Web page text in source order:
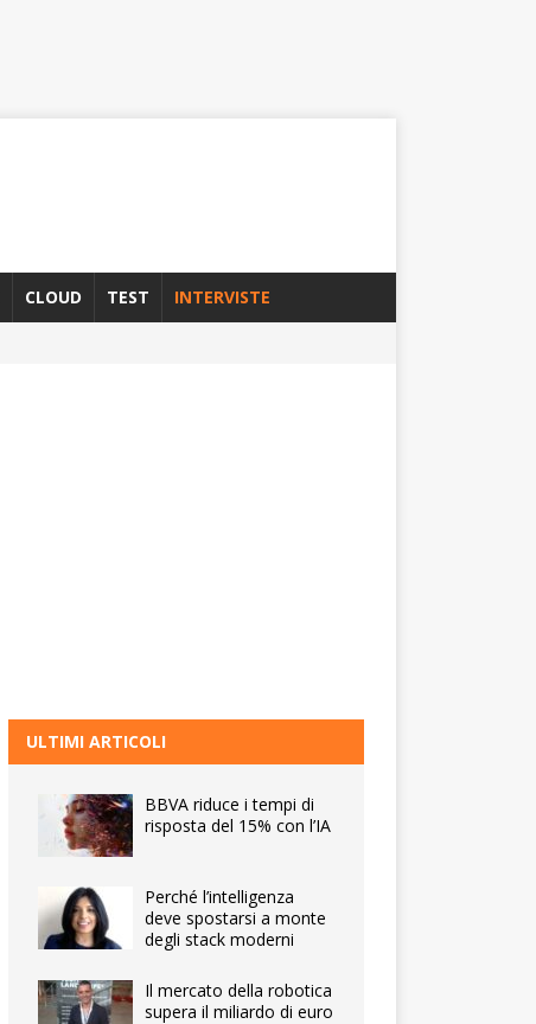
CLOUD TEST INTERVISTE
ULTIMI ARTICOLI
BBVA riduce i tempi di
risposta del 15% con l’IA
Perché l’intelligenza
deve spostarsi a monte
degli stack moderni
Il mercato della robotica
supera il miliardo di euro